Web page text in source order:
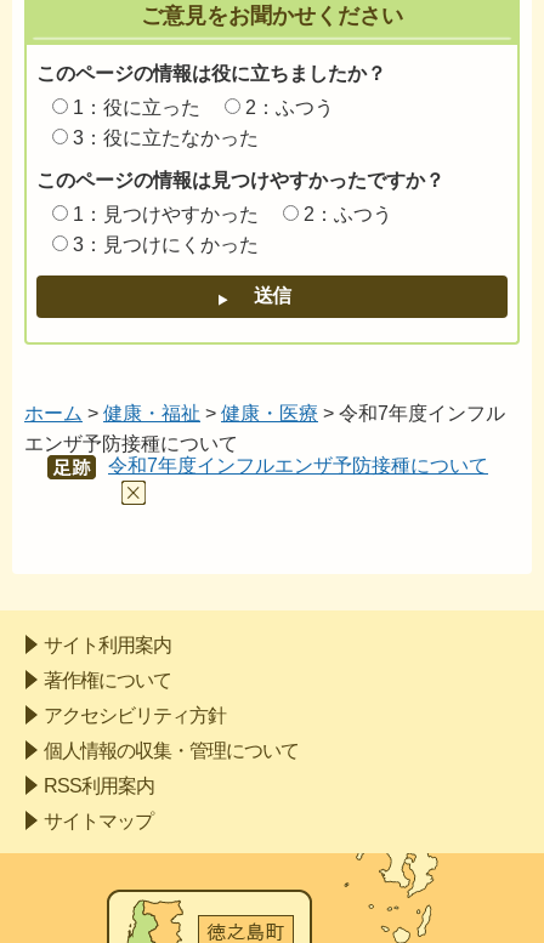
ご意見をお聞かせください
このページの情報は役に立ちましたか？
1：役に立った
2：ふつう
3：役に立たなかった
このページの情報は見つけやすかったですか？
1：見つけやすかった
2：ふつう
3：見つけにくかった
ホーム > 健康・福祉 > 健康・医療 > 令和7年度インフル
エンザ予防接種について
あし
令和7年度インフルエンザ予防接種について
サイト利用案内
著作権について
アクセシビリティ方針
個人情報の収集・管理について
RSS利用案内
サイトマップ